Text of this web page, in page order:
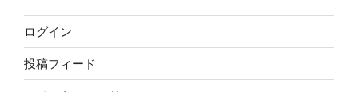
ログイン
投稿フィード